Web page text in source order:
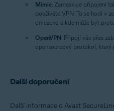
Mimic: Zamaskuje připojení
používáte VPN. To se hodí v
omezeno a kde může být
OpenVPN: Připojí vás přes
opensourcový protokol, který
Další doporučení
Další informace o Avast